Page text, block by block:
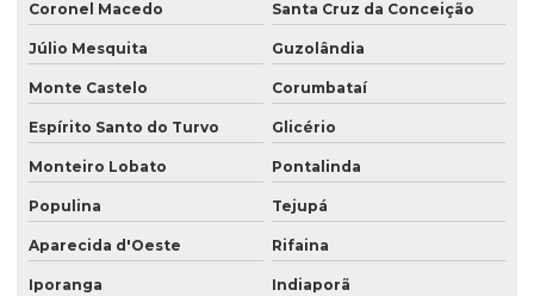
Coronel Macedo Santa Cruz da Conceição
Júlio Mesquita Guzolândia
Monte Castelo Corumbataí
Espírito Santo do Turvo Glicério
Monteiro Lobato Pontalinda
Populina Tejupá
Aparecida d'Oeste Rifaina
Iporanga Indiaporã